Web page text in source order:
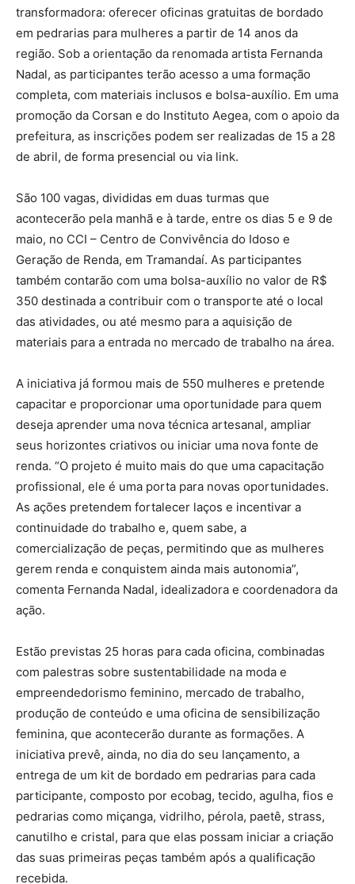
transformadora: oferecer oficinas gratuitas de bordado
em pedrarias para mulheres a partir de 14 anos da
região. Sob a orientação da renomada artista Fernanda
Nadal, as participantes terão acesso a uma formação
completa, com materiais inclusos e bolsa-auxílio. Em uma
promoção da Corsan e do Instituto Aegea, com o apoio da
prefeitura, as inscrições podem ser realizadas de 15 a 28
de abril, de forma presencial ou via link.
São 100 vagas, divididas em duas turmas que
acontecerão pela manhã e à tarde, entre os dias 5 e 9 de
maio, no CCI – Centro de Convivência do Idoso e
Geração de Renda, em Tramandaí. As participantes
também contarão com uma bolsa-auxílio no valor de R$
350 destinada a contribuir com o transporte até o local
das atividades, ou até mesmo para a aquisição de
materiais para a entrada no mercado de trabalho na área.
A iniciativa já formou mais de 550 mulheres e pretende
capacitar e proporcionar uma oportunidade para quem
deseja aprender uma nova técnica artesanal, ampliar
seus horizontes criativos ou iniciar uma nova fonte de
renda. “O projeto é muito mais do que uma capacitação
profissional, ele é uma porta para novas oportunidades.
As ações pretendem fortalecer laços e incentivar a
continuidade do trabalho e, quem sabe, a
comercialização de peças, permitindo que as mulheres
gerem renda e conquistem ainda mais autonomia”,
comenta Fernanda Nadal, idealizadora e coordenadora da
ação.
Estão previstas 25 horas para cada oficina, combinadas
com palestras sobre sustentabilidade na moda e
empreendedorismo feminino, mercado de trabalho,
produção de conteúdo e uma oficina de sensibilização
feminina, que acontecerão durante as formações. A
iniciativa prevê, ainda, no dia do seu lançamento, a
entrega de um kit de bordado em pedrarias para cada
participante, composto por ecobag, tecido, agulha, fios e
pedrarias como miçanga, vidrilho, pérola, paetê, strass,
canutilho e cristal, para que elas possam iniciar a criação
das suas primeiras peças também após a qualificação
recebida.